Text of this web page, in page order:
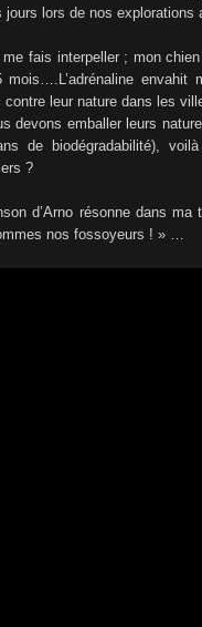
jours lors de nos explorations
me fais interpeller ; mon
mois….L’adrénaline
contre leur nature dans les
devons emballer leurs
de biodégradabilité),
?
d’Arno résonne dans
nos fossoyeurs ! » …